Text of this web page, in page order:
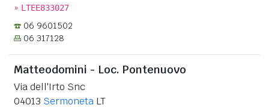
» LTEE833027
06 9601502
06 317128
Matteodomini - Loc. Pontenuovo
Via dell'Irto Snc
04013 Sermoneta LT